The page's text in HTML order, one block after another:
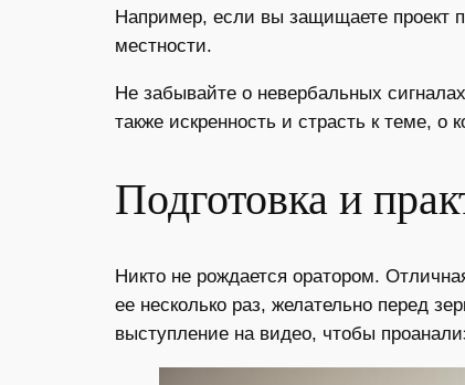
Например, если вы защищаете проект
местности.
Не забывайте о невербальных
также искренность и страсть к теме, о
Подготовка и
Никто не рождается оратором.
ее несколько раз, желательно перед
выступление на видео, чтобы